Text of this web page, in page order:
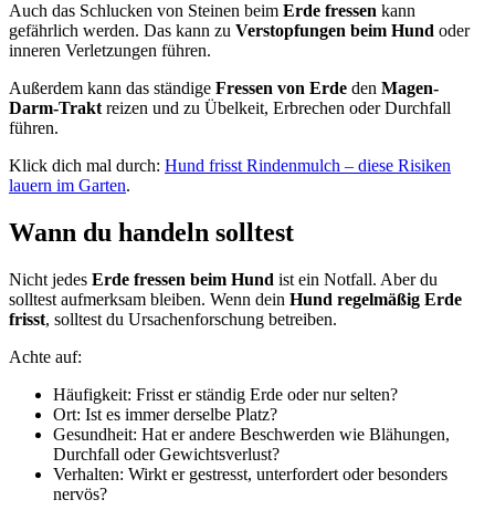
Auch das Schlucken von Steinen beim Erde fressen kann
gefährlich werden. Das kann zu Verstopfungen beim Hund oder
inneren Verletzungen führen.
Außerdem kann das ständige Fressen von Erde den Magen-
Darm-Trakt reizen und zu Übelkeit, Erbrechen oder Durchfall
führen.
Klick dich mal durch: Hund frisst Rindenmulch – diese Risiken
lauern im Garten.
Wann du handeln solltest
Nicht jedes Erde fressen beim Hund ist ein Notfall. Aber du
solltest aufmerksam bleiben. Wenn dein Hund regelmäßig Erde
frisst, solltest du Ursachenforschung betreiben.
Achte auf:
Häufigkeit: Frisst er ständig Erde oder nur selten?
Ort: Ist es immer derselbe Platz?
Gesundheit: Hat er andere Beschwerden wie Blähungen,
Durchfall oder Gewichtsverlust?
Verhalten: Wirkt er gestresst, unterfordert oder besonders
nervös?